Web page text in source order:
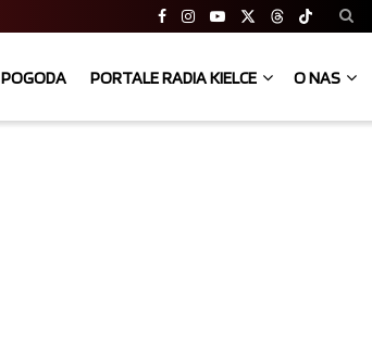
POGODA PORTALE RADIA KIELCE O NAS